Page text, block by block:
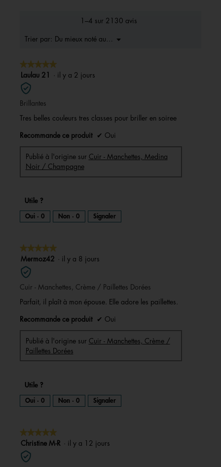
1–4 sur 2130 avis
Trier par: Du mieux noté au moins bons
▼
Menu
★★★★★
★★★★★
sur
5
étoiles.
Laulau 21 · il y a 2 jours
Brillantes
Tres belles couleurs tres classes pour briller en soiree
Recommande ce produit ✔ Oui
Publié à l'origine sur Cuir - Manchettes, Medina
Noir / Champagne
Utile ?
Oui · 0 Non · 0 Signaler
★★★★★
★★★★★
5
sur
5
étoiles.
Mermoz42 · il y a 8 jours
Cuir - Manchettes, Crème / Paillettes Dorées
Parfait, il plaît à mon épouse. Elle adore les paillettes.
Recommande ce produit ✔ Oui
Publié à l'origine sur Cuir - Manchettes, Crème /
Paillettes Dorées
Utile ?
Oui · 0 Non · 0 Signaler
★★★★★
★★★★★
5
sur
5
Christine M-R · il y a 12 jours